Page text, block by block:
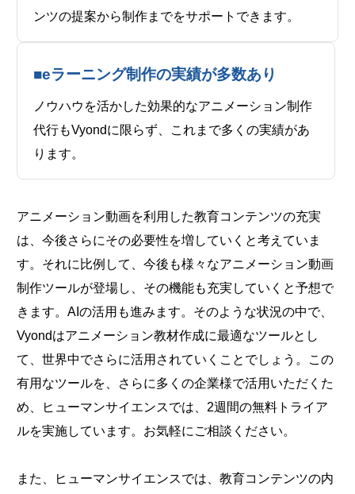
ンツの提案から制作までをサポートできます。
■eラーニング制作の実績が多数あり
ノウハウを活かした効果的なアニメーション制作
代行もVyondに限らず、これまで多くの実績があ
ります。
アニメーション動画を利用した教育コンテンツの充実
は、今後さらにその必要性を増していくと考えていま
す。それに比例して、今後も様々なアニメーション動画
制作ツールが登場し、その機能も充実していくと予想で
きます。AIの活用も進みます。そのような状況の中で、
Vyondはアニメーション教材作成に最適なツールとし
て、世界中でさらに活用されていくことでしょう。この
有用なツールを、さらに多くの企業様で活用いただくた
め、ヒューマンサイエンスでは、2週間の無料トライア
ルを実施しています。お気軽にご相談ください。
また、ヒューマンサイエンスでは、教育コンテンツの内